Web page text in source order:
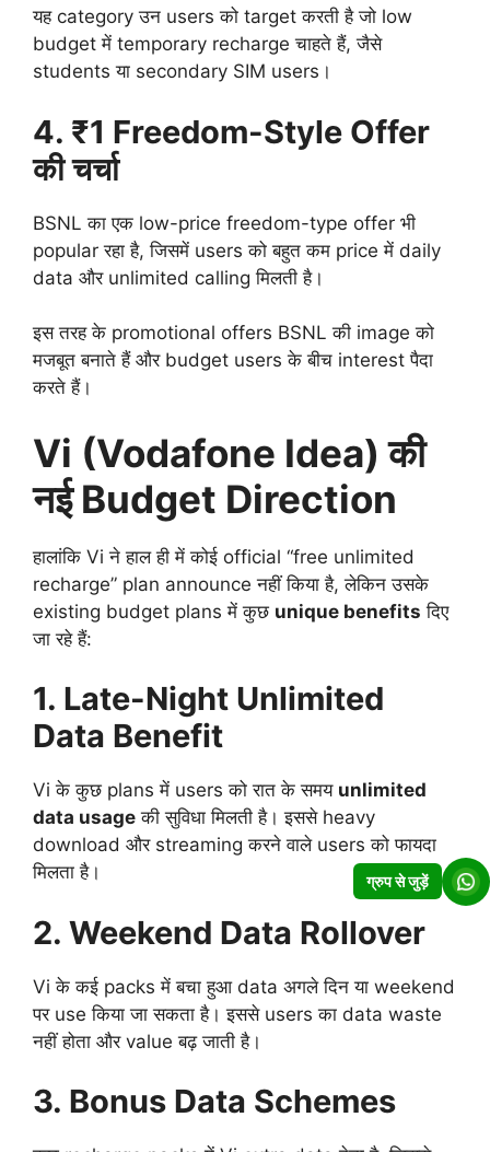
यह category उन users को target करती है जो low
budget में temporary recharge चाहते हैं, जैसे
students या secondary SIM users।
4. ₹1 Freedom-Style Offer
की चर्चा
BSNL का एक low-price freedom-type offer भी
popular रहा है, जिसमें users को बहुत कम price में daily
data और unlimited calling मिलती है।
इस तरह के promotional offers BSNL की image को
मजबूत बनाते हैं और budget users के बीच interest पैदा
करते हैं।
Vi (Vodafone Idea) की
नई Budget Direction
हालांकि Vi ने हाल ही में कोई official “free unlimited
recharge” plan announce नहीं किया है, लेकिन उसके
existing budget plans में कुछ unique benefits दिए
जा रहे हैं:
1. Late-Night Unlimited
Data Benefit
Vi के कुछ plans में users को रात के समय unlimited
data usage की सुविधा मिलती है। इससे heavy
download और streaming करने वाले users को फायदा
मिलता है।
2. Weekend Data Rollover
Vi के कई packs में बचा हुआ data अगले दिन या weekend
पर use किया जा सकता है। इससे users का data waste
नहीं होता और value बढ़ जाती है।
3. Bonus Data Schemes
ग्रुप से जुड़ें